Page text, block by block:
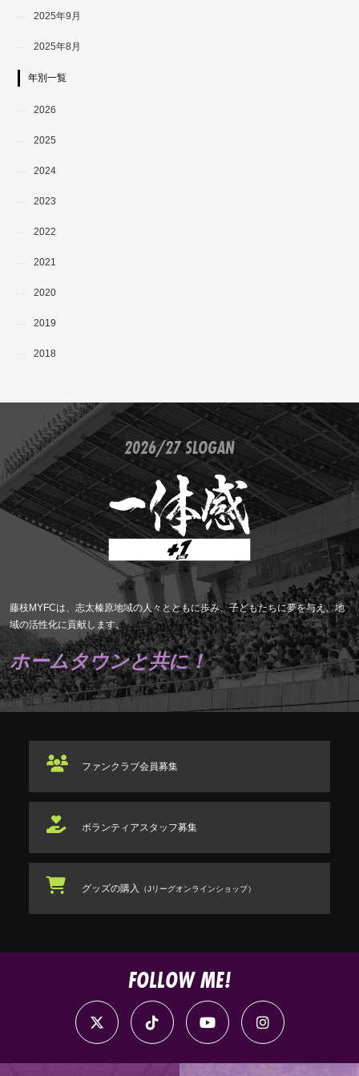
2025年9月
2025年8月
年別一覧
2026
2025
2024
2023
2022
2021
2020
2019
2018
2026/27 SLOGAN
藤枝MYFCは、志太榛原地域の人々とともに歩み、子どもたちに夢を与え、地
域の活性化に貢献します。
ホームタウンと共に！
ファンクラブ会員募集
ボランティアスタッフ募集
グッズの購入 （Jリーグオンラインショップ）
FOLLOW ME!